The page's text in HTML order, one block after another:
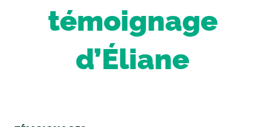
témoignage
d’Éliane